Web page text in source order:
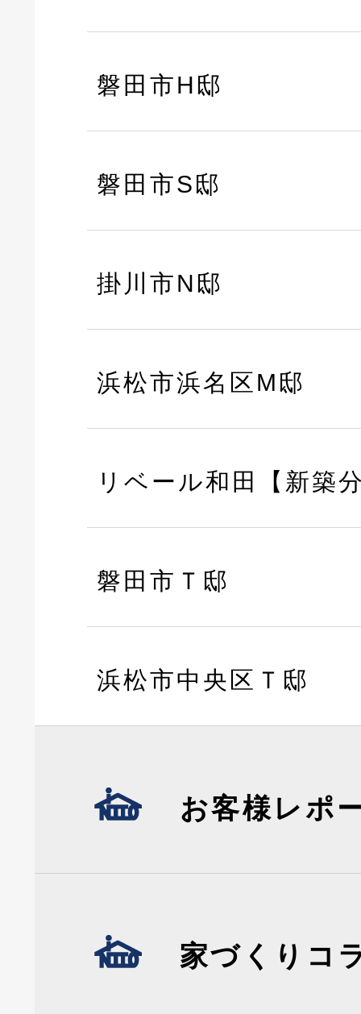
磐田市H邸
磐田市S邸
掛川市N邸
浜松市浜名区M邸
リベール和田【新築
磐田市Ｔ邸
浜松市中央区Ｔ邸
お客様レポ
家づくりコ